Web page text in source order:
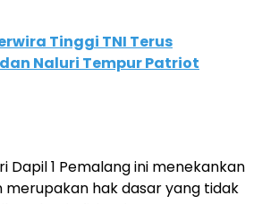
Tinggi TNI Terus
Naluri Tempur Patriot
Dapil 1 Pemalang ini menekankan
merupakan hak dasar yang tidak